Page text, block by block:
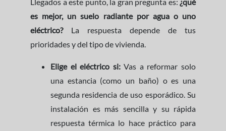
Llegados a este punto, la gran pregunta es: ¿qué
es mejor, un suelo radiante por agua o uno
eléctrico?La respuesta depende de tus
prioridades y del tipo de vivienda.
Elige el eléctrico si:Vas a reformar solo
una estancia (como un baño) o es una
segunda residencia de uso esporádico. Su
instalación es más sencilla y su rápida
respuesta térmica lo hace práctico para